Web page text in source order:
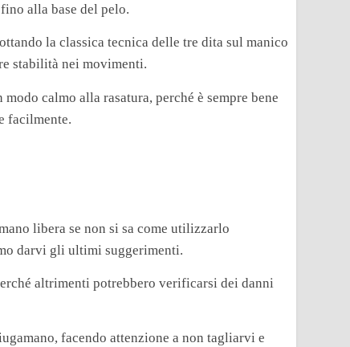
alla base del pelo.
la classica tecnica delle tre dita sul manico
stabilità nei movimenti.
calmo alla rasatura, perché è sempre bene
facilmente.
libera se non si sa come utilizzarlo
darvi gli ultimi suggerimenti.
altrimenti potrebbero verificarsi dei danni
facendo attenzione a non tagliarvi e